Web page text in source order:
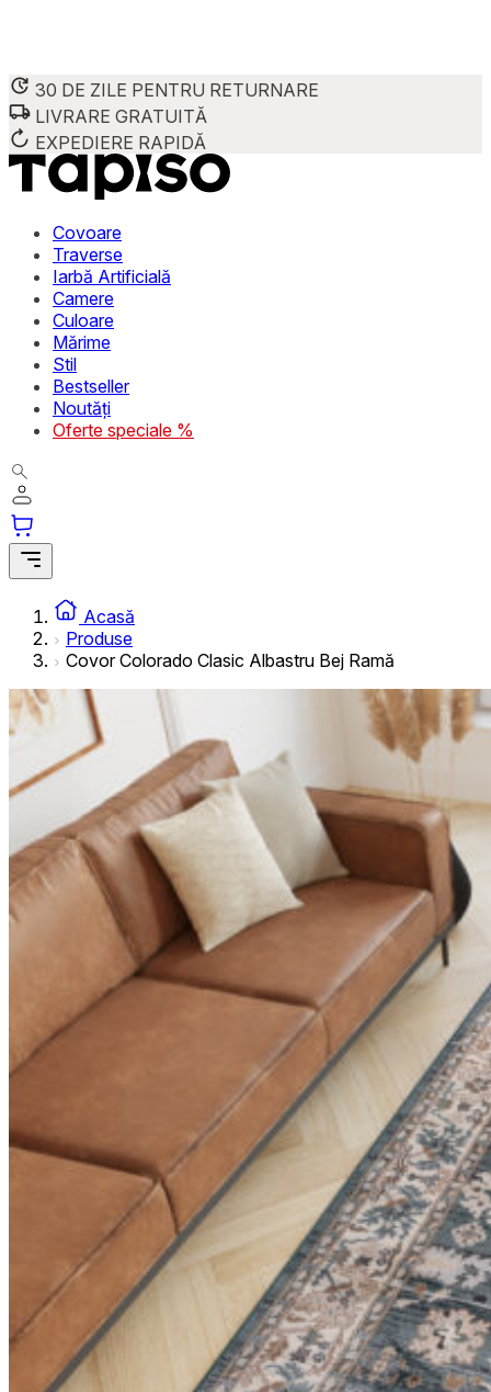
30 DE ZILE PENTRU RETURNARE
LIVRARE GRATUITĂ
EXPEDIERE RAPIDĂ
Covoare
Traverse
Iarbă Artificială
Camere
Culoare
Mărime
Stil
Bestseller
Noutăți
Oferte speciale %
Acasă
Produse
Covor Colorado Clasic Albastru Bej Ramă
Folosim cookie-uri pentru a personaliza conținutul și
Împărtășim informații despre modul în care utilizezi
combina aceste informații cu alte date primite de la tine
stochează date care permit identificarea persoanei.
preferată sau regiunea în care se află utilizatorul.
Statistică
interesante pentru utilizatori și, astfel, mai valoroase
Cookie-urile neclasificate
Cookie-urile neclasificate sunt cookie-uri aflate în